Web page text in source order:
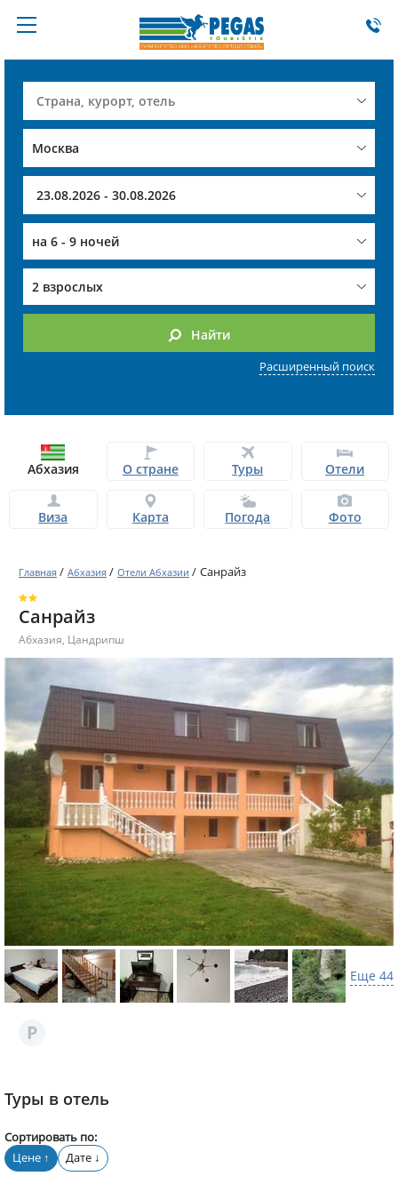
на 6 - 9 ночей
2 взрослых
Найти
Расширенный поиск
Абхазия О стране Туры Отели
Виза Карта Погода Фото
Главная / Абхазия / Отели Абхазии / Санрайз
Санрайз
Абхазия, Цандрипш
Еще 44
Туры в отель
Сортировать по:
Цене ↑ Дате ↓